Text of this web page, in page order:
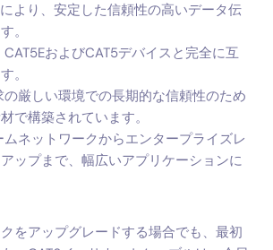
により、安定した信頼性の高いデータ伝
。
CAT5EおよびCAT5デバイスと完全に互
。
の厳しい環境での長期的な信頼性のため
で構築されています。
ムネットワークからエンタープライズレ
ップまで、幅広いアプリケーションに
をアップグレードする場合でも、最初